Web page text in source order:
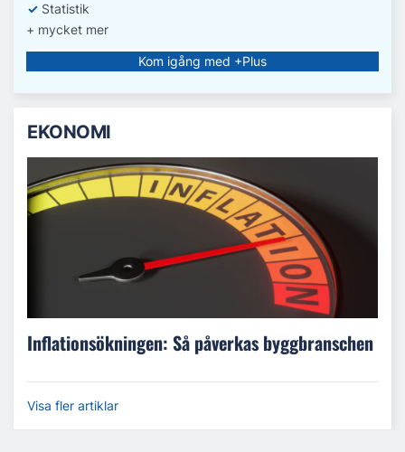
✓ Statistik
+ mycket mer
Kom igång med +Plus
EKONOMI
Inflationsökningen: Så påverkas byggbranschen
Visa fler artiklar